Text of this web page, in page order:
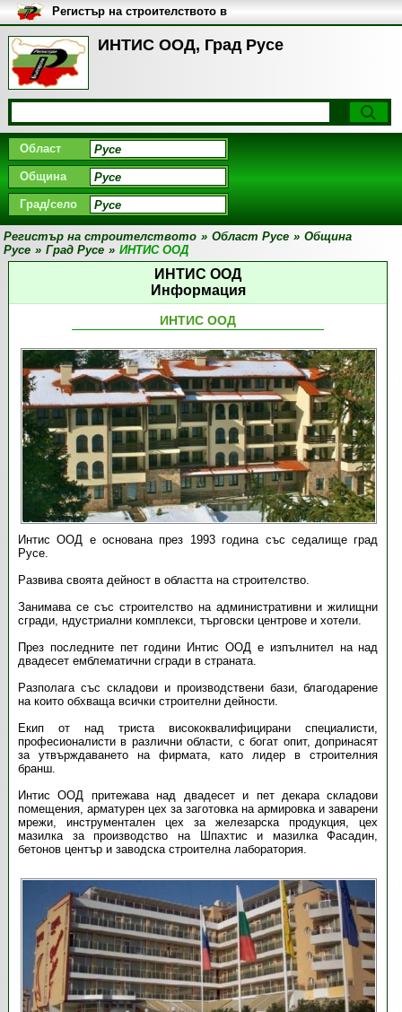
ИНТИС ООД, Град Русе
Регистър на строителството в
България
Област
Община
Град/село
Регистър на строителството » Област Русе » Община
Русе » Град Русе » ИНТИС ООД
ИНТИС ООД
Информация
ИНТИС ООД
Интис ООД е основана през 1993 година със седалище град
Русе.
Развива своята дейност в областта на строителство.
Занимава се със строителство на административни и жилищни
сгради, ндустриални комплекси, търговски центрове и хотели.
През последните пет години Интис ООД е изпълнител на над
двадесет емблематични сгради в страната.
Разполага със складови и производствени бази, благодарение
на които обхваща всички строителни дейности.
Екип от над триста висококвалифицирани специалисти,
професионалисти в различни области, с богат опит, допринасят
за утвърждаването на фирмата, като лидер в строителния
бранш.
Интис ООД притежава над двадесет и пет декара складови
помещения, арматурен цех за заготовка на армировка и заварени
мрежи, инструментален цех за железарска продукция, цех
мазилка за производство на Шпахтис и мазилка Фасадин,
бетонов център и заводска строителна лаборатория.